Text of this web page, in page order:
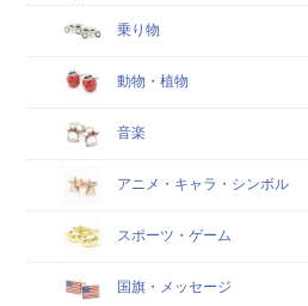
乗り物
動物・植物
音楽
アニメ・キャラ・シンボル
スポーツ・ゲーム
国旗・メッセージ